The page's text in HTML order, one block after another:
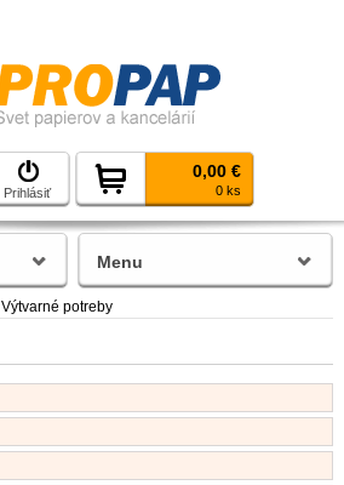
Prihlásiť
0,00 €
0 ks
Výtvarné potreby
Menu